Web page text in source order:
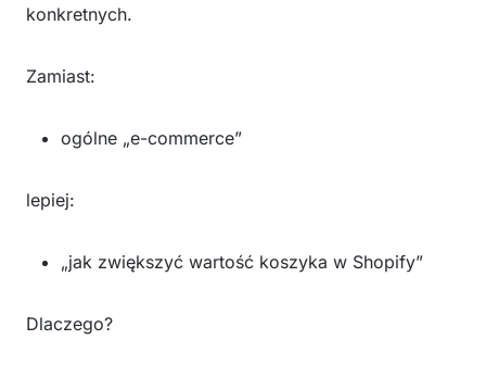
konkretnych.
Zamiast:
ogólne „e-commerce”
lepiej:
„jak zwiększyć wartość koszyka w Shopify”
Dlaczego?